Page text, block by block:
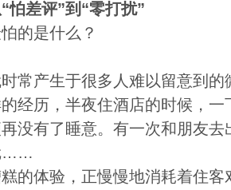
怕差评”到“零打扰”
的是什么？
产生于很多人难以留意到的
历，半夜住酒店的时候，一
没有了睡意。有一次和朋友
……
体验，正慢慢地消耗着住客